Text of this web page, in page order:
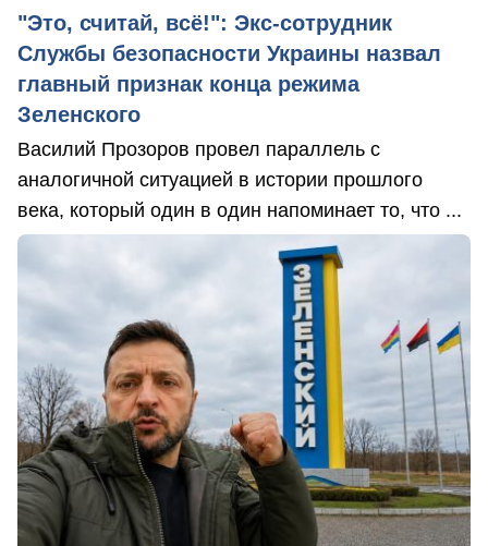
"Это, считай, всё!": Экс-сотрудник
Службы безопасности Украины назвал
главный признак конца режима
Зеленского
Василий Прозоров провел параллель с
аналогичной ситуацией в истории прошлого
века, который один в один напоминает то, что ...